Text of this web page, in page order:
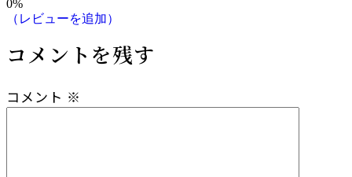
ョ
ン
0%
（レビューを追加）
コメントを残す
コメント ※